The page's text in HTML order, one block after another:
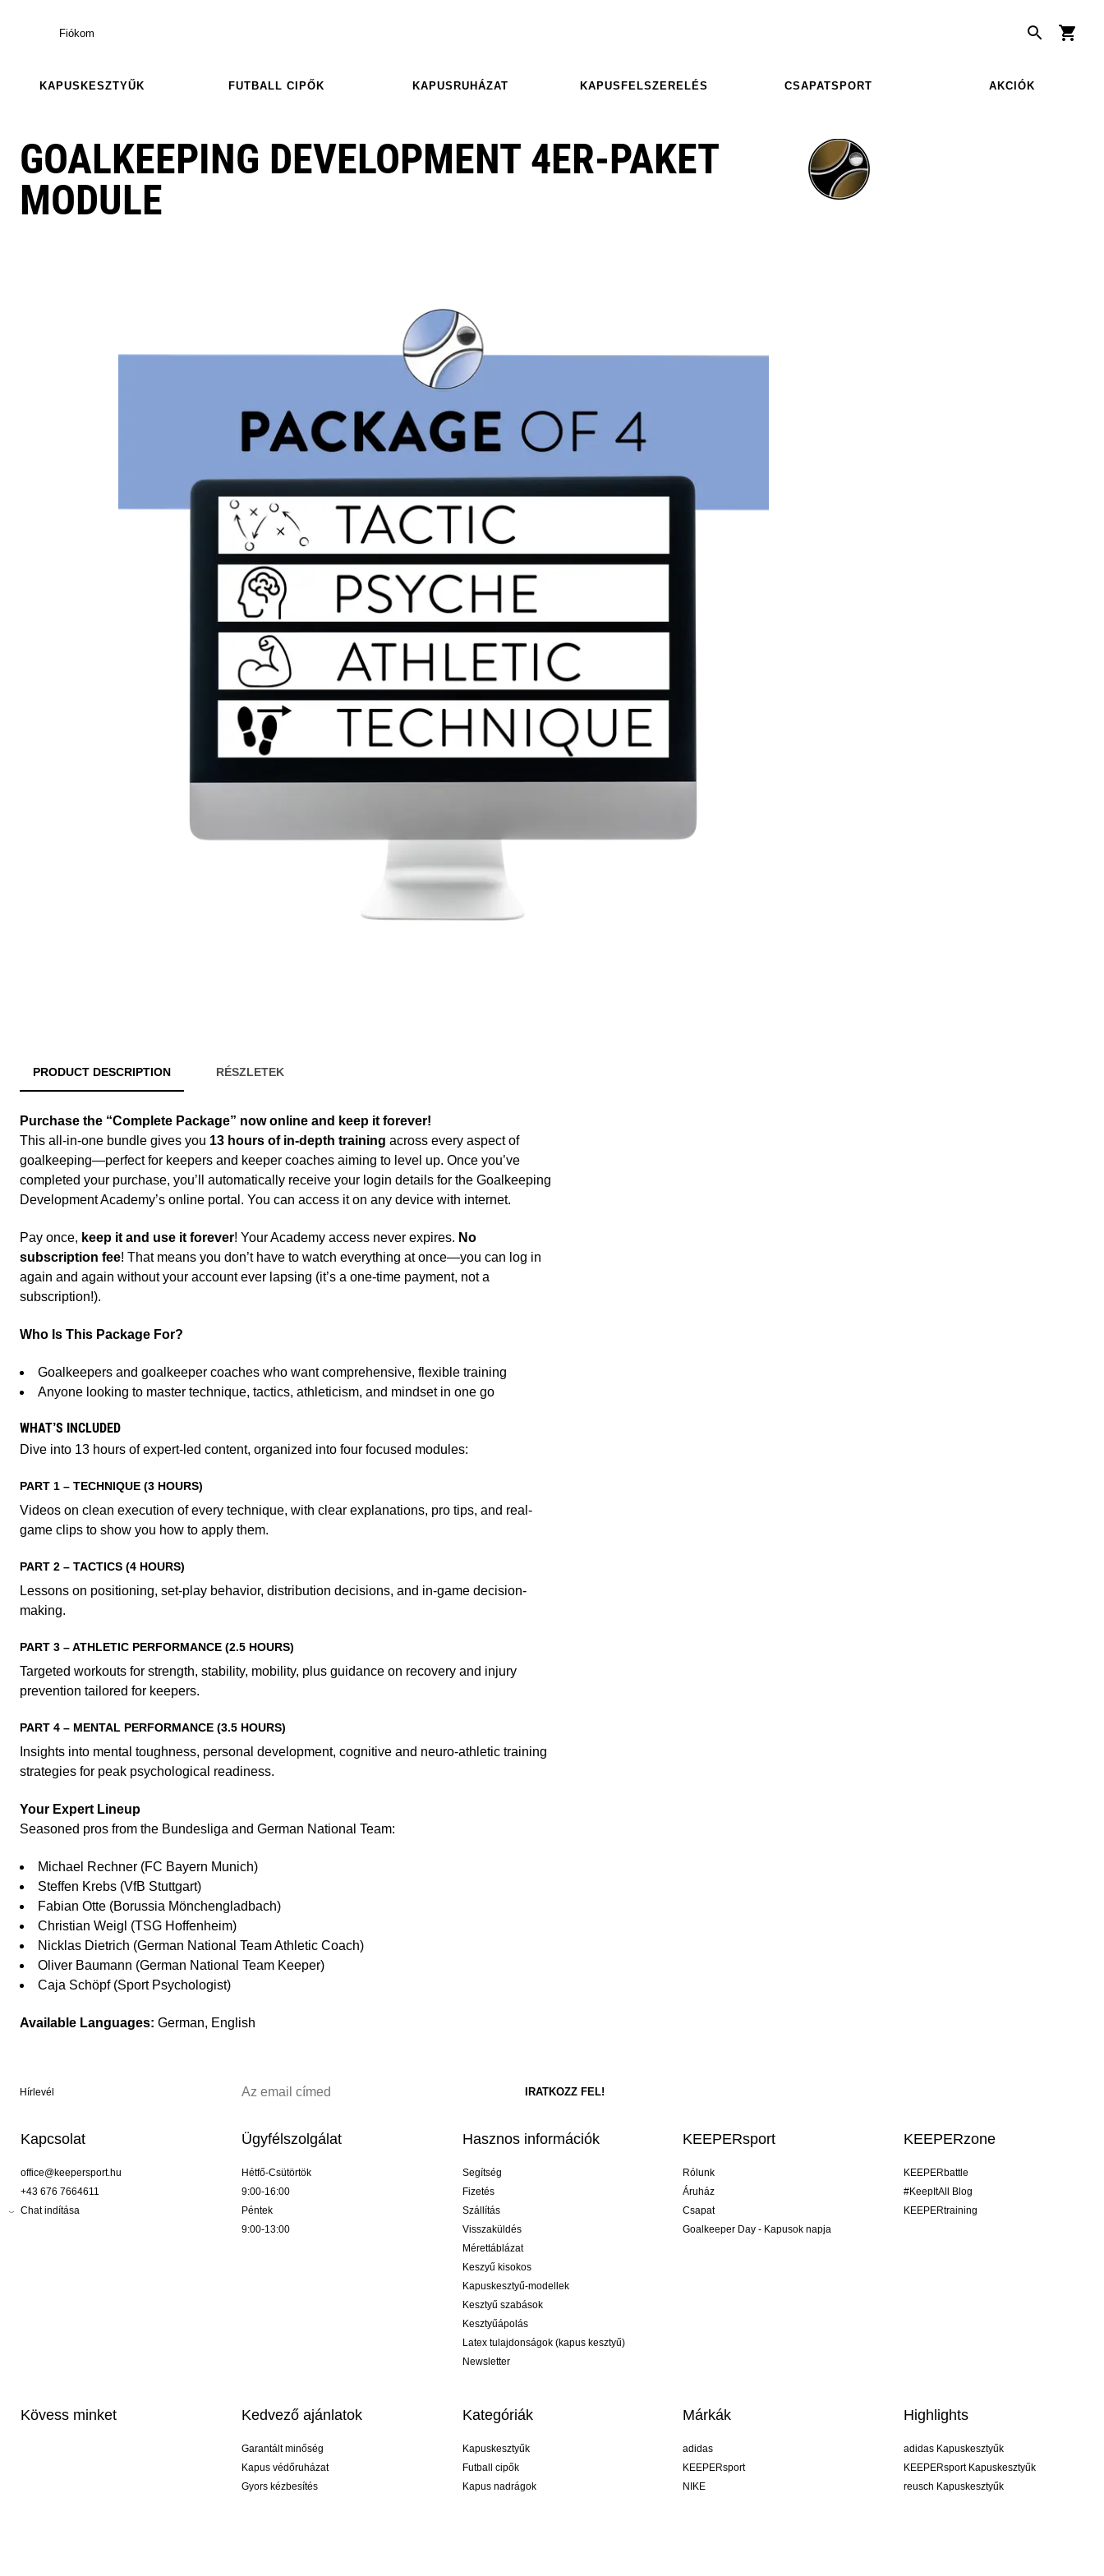
Fiókom
KAPUSKESZTYŰK FUTBALL CIPŐK KAPUSRUHÁZAT KAPUSFELSZERELÉS CSAPATSPORT AKCIÓK
GOALKEEPING DEVELOPMENT 4ER-PAKET
MODULE
PRODUCT DESCRIPTION RÉSZLETEK
Purchase the “Complete Package” now online and keep it forever!
This all-in-one bundle gives you 13 hours of in-depth training across every aspect of
goalkeeping—perfect for keepers and keeper coaches aiming to level up. Once you’ve
completed your purchase, you’ll automatically receive your login details for the Goalkeeping
Development Academy’s online portal. You can access it on any device with internet.
Pay once, keep it and use it forever! Your Academy access never expires. No
subscription fee! That means you don’t have to watch everything at once—you can log in
again and again without your account ever lapsing (it’s a one-time payment, not a
subscription!).
Who Is This Package For?
Goalkeepers and goalkeeper coaches who want comprehensive, flexible training
Anyone looking to master technique, tactics, athleticism, and mindset in one go
WHAT’S INCLUDED
Dive into 13 hours of expert-led content, organized into four focused modules:
PART 1 – TECHNIQUE (3 HOURS)
Videos on clean execution of every technique, with clear explanations, pro tips, and real-
game clips to show you how to apply them.
PART 2 – TACTICS (4 HOURS)
Lessons on positioning, set-play behavior, distribution decisions, and in-game decision-
making.
PART 3 – ATHLETIC PERFORMANCE (2.5 HOURS)
Targeted workouts for strength, stability, mobility, plus guidance on recovery and injury
prevention tailored for keepers.
PART 4 – MENTAL PERFORMANCE (3.5 HOURS)
Insights into mental toughness, personal development, cognitive and neuro-athletic training
strategies for peak psychological readiness.
Your Expert Lineup
Seasoned pros from the Bundesliga and German National Team:
Michael Rechner (FC Bayern Munich)
Steffen Krebs (VfB Stuttgart)
Fabian Otte (Borussia Mönchengladbach)
Christian Weigl (TSG Hoffenheim)
Nicklas Dietrich (German National Team Athletic Coach)
Oliver Baumann (German National Team Keeper)
Caja Schöpf (Sport Psychologist)
Available Languages: German, English
Hírlevél
Kapcsolat
office@keepersport.hu
+43 676 7664611
Chat indítása
Ügyfélszolgálat
Hétfő-Csütörtök
9:00-16:00
Péntek
9:00-13:00
Hasznos információk
Segítség
Fizetés
Szállítás
Visszaküldés
Mérettáblázat
Keszyű kisokos
Kapuskesztyű-modellek
Kesztyű szabások
Kesztyűápolás
Latex tulajdonságok (kapus kesztyű)
Newsletter
KEEPERsport
Rólunk
Áruház
Csapat
Goalkeeper Day - Kapusok napja
KEEPERzone
KEEPERbattle
#KeepItAll Blog
KEEPERtraining
Kövess minket Kedvező ajánlatok
Garantált minőség
Kapus védőruházat
Gyors kézbesítés
Kategóriák
Kapuskesztyűk
Futball cipők
Kapus nadrágok
Márkák
adidas
KEEPERsport
NIKE
Highlights
adidas Kapuskesztyűk
KEEPERsport Kapuskesztyűk
reusch Kapuskesztyűk